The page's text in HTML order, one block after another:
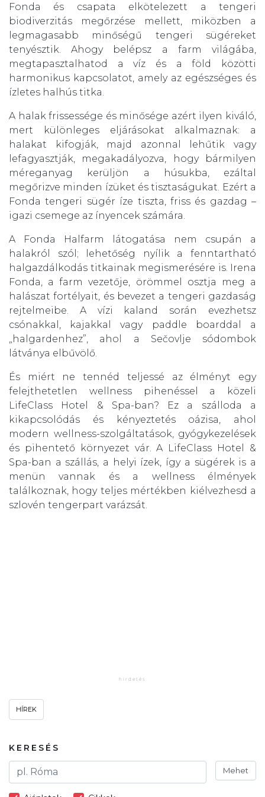
Fonda és csapata elkötelezett a tengeri
biodiverzitás megőrzése mellett, miközben a
legmagasabb minőségű tengeri sügéreket
tenyésztik. Ahogy belépsz a farm világába,
megtapasztalhatod a víz és a föld közötti
harmonikus kapcsolatot, amely az egészséges és
ízletes halhús titka.
A halak frissessége és minősége azért ilyen kiváló,
mert különleges eljárásokat alkalmaznak: a
halakat kifogják, majd azonnal lehűtik vagy
lefagyasztják, megakadályozva, hogy bármilyen
méreganyag kerüljön a húsukba, ezáltal
megőrizve minden ízüket és tisztaságukat. Ezért a
Fonda tengeri sügér íze tiszta, friss és gazdag –
igazi csemege az ínyencek számára.
A Fonda Halfarm látogatása nem csupán a
halakról szól; lehetőség nyílik a fenntartható
halgazdálkodás titkainak megismerésére is. Irena
Fonda, a farm vezetője, örömmel osztja meg a
halászat fortélyait, és bevezet a tengeri gazdaság
rejtelmeibe. A vízi kaland során evezhetsz
csónakkal, kajakkal vagy paddle boarddal a
„halgardenhez”, ahol a Sečovlje sódombok
látványa elbűvölő.
És miért ne tennéd teljessé az élményt egy
felejthetetlen wellness pihenéssel a közeli
LifeClass Hotel & Spa-ban? Ez a szálloda a
kikapcsolódás és kényeztetés oázisa, ahol
modern wellness-szolgáltatások, gyógykezelések
és pihentető környezet vár. A LifeClass Hotel &
Spa-ban a szállás, a helyi ízek, így a sügérek is a
menün vannak és a wellness élmények
találkoznak, hogy teljes mértékben kiélvezhesd a
szlovén tengerpart varázsát.
HÍREK
KERESÉS
Mehet